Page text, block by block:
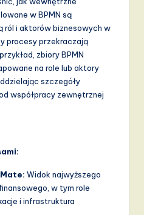
w BPMN są
ról i aktorów biznesowych w
procesy przekraczają
zbiory BPMN
na role lub aktory
szczegóły
współpracy zewnętrznej
Widok najwyższego
w tym role
i infrastruktura